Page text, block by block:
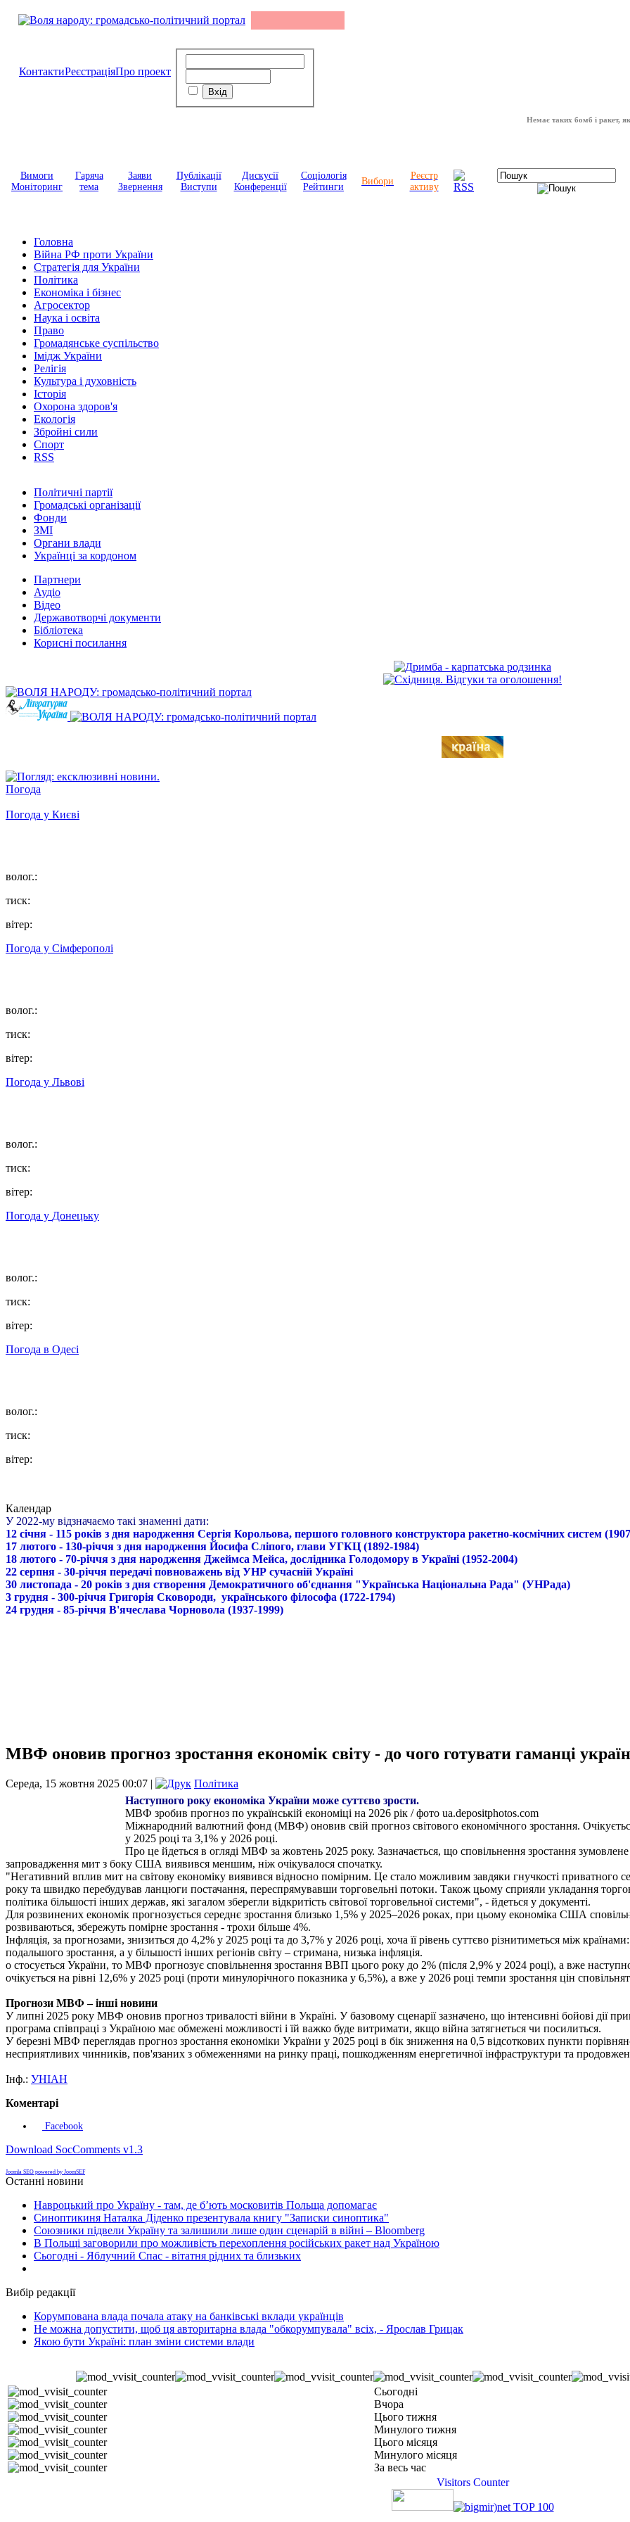
КонтактиРеєстраціяПро проект
Немає таких бомб і ракет, які
Вимоги
Моніторинг
Гаряча
тема
Заяви
Звернення
Публікації
Виступи
Дискусії
Конференції
Соціологія
Рейтинги
Вибори
Реєстр
активу
Головна
Війна РФ проти України
Стратегія для України
Політика
Економіка і бізнес
Агросектор
Наука і освіта
Право
Громадянське суспільство
Імідж України
Релігія
Культура і духовність
Історія
Охорона здоров'я
Екологія
Збройні сили
Спорт
RSS
Політичні партії
Громадські організації
Фонди
ЗМІ
Органи влади
Українці за кордоном
Партнери
Аудіо
Відео
Державотворчі документи
Бібліотека
Корисні посилання
Погода
Погода у Києві
волог.:
тиск:
вітер:
Погода у Сімферополі
волог.:
тиск:
вітер:
Погода у Львові
волог.:
тиск:
вітер:
Погода у Донецьку
волог.:
тиск:
вітер:
Погода в Одесі
волог.:
тиск:
вітер:
Календар
У 2022-му відзначаємо такі знаменні дати:
12 січня - 115 років з дня народження Сергія Корольова, першого головного конструктора ракетно-космічних систем
17 лютого - 130-річчя з дня народження Йосифа Сліпого, глави УГКЦ (1892-1984)
18 лютого - 70-річчя з дня народження Джеймса Мейса, дослідника Голодомору в Україні (1952-2004)
22 серпня - 30-річчя передачі повноважень від УНР сучасній Україні
30 листопада - 20 років з дня створення Демократичного об'єднання "Українська Національна Рада" (УНРада)
3 грудня - 300-річчя Григорія Сковороди, українського філософа (1722-1794)
24 грудня - 85-річчя В'ячеслава Чорновола (1937-1999)
МВФ оновив прогноз зростання економік світу - до чого готувати гаманці
Середа, 15 жовтня 2025 00:07 |
Політика
Наступного року економіка України може суттєво зрости.
МВФ зробив прогноз по українській економіці на 2026 рік / фото ua.depositphotos.com
Міжнародний валютний фонд (МВФ) оновив свій прогноз світового економічного зростання.
у 2025 році та 3,1% у 2026 році.
Про це йдеться в огляді МВФ за жовтень 2025 року. Зазначається, що сповільнення зростання
запровадження мит з боку США виявився меншим, ніж очікувалося спочатку.
"Негативний вплив мит на світову економіку виявився відносно помірним. Це стало можливим завдяки гнучкості приватного
року та швидко перебудував ланцюги постачання, переспрямувавши торговельні потоки. Також цьому сприяли укладання
політика більшості інших держав, які загалом зберегли відкритість світової торговельної системи", - йдеться у документі.
Для розвинених економік прогнозується середнє зростання близько 1,5% у 2025–2026 роках, при цьому економіка США
розвиваються, збережуть помірне зростання - трохи більше 4%.
Інфляція, за прогнозами, знизиться до 4,2% у 2025 році та до 3,7% у 2026 році, хоча її рівень суттєво різнитиметься між
подальшого зростання, а у більшості інших регіонів світу – стримана, низька інфляція.
о стосується України, то МВФ прогнозує сповільнення зростання ВВП цього року до 2% (після 2,9% у 2024 році), а вже
очікується на рівні 12,6% у 2025 році (проти минулорічного показника у 6,5%), а вже у 2026 році темпи зростання цін
Прогнози МВФ – інші новини
У липні 2025 року МВФ оновив прогноз тривалості війни в Україні. У базовому сценарії зазначено, що інтенсивні бойові дії
програма співпраці з Україною має обмежені можливості і їй важко буде витримати, якщо війна затягнеться чи посилиться.
У березні МВФ переглядав прогноз зростання економіки України у 2025 році в бік зниження на 0,5 відсоткових пункти
несприятливих чинників, пов'язаних з обмеженнями на ринку праці, пошкодженням енергетичної інфраструктури та
Інф.: УНІАН
Коментарі
Facebook
Download SocComments v1.3
Joomla SEO powered by JoomSEF
Останні новини
Навроцький про Україну - там, де б’ють московитів Польща допомагає
Синоптикиня Наталка Діденко презентувала книгу "Записки синоптика"
Союзники підвели Україну та залишили лише один сценарій в війні – Bloomberg
В Польщі заговорили про можливість перехоплення російських ракет над Україною
Сьогодні - Яблучний Спас - вітатня рідних та близьких
Вибір редакції
Корумпована влада почала атаку на банківські вклади українців
Не можна допустити, щоб ця авторитарна влада "обкорумпувала" всіх, - Ярослав Грицак
Якою бути Україні: план зміни системи влади
Сьогодні
Вчора
Цього тижня
Минулого тижня
Цього місяця
Минулого місяця
За весь час
Visitors Counter